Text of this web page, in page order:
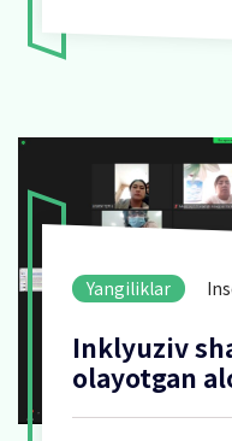
Yangiliklar
Inklyuziv
olayotgan